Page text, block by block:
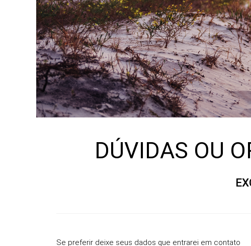
DÚVIDAS OU
Se preferir deixe seus dados que entrarei em contato